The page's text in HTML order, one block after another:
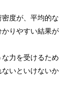
度が、平均的な
りやすい結果が
力を受けるため
いといけないか